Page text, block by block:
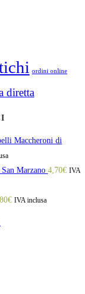
ordini online
diretta
Maccheroni di
Marzano 4,70€ IVA
€ IVA inclusa